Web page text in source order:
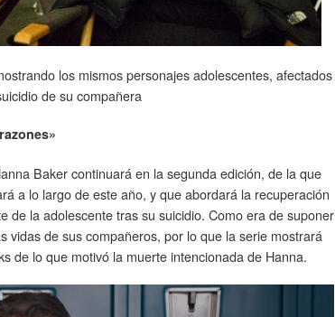
los mismos personajes adolescentes, afectados
de su compañera
Baker continuará en la segunda edición, de la que
a lo largo de este año, y que abordará la recuperación
de la adolescente tras su suicidio. Como era de suponer
vidas de sus compañeros, por lo que la serie mostrará
de lo que motivó la muerte intencionada de Hanna.